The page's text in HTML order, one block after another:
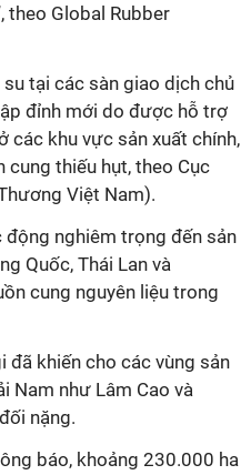
theo Global Rubber
tại các sàn giao dịch chủ
đỉnh mới do được hỗ trợ
các khu vực sản xuất chính,
cung thiếu hụt, theo Cục
Việt Nam).
động nghiêm trọng đến sản
Quốc, Thái Lan và
cung nguyên liệu trong
đã khiến cho các vùng sản
Nam như Lâm Cao và
nặng.
báo, khoảng 230.000 ha